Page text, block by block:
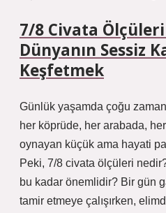
7/8 Civata
Dünyanın Sessiz
Keşfetmek
Günlük yaşamda çoğu
her köprüde, her arabada,
oynayan küçük ama hayati
Peki, 7/8 civata ölçüleri
bu kadar önemlidir? Bir gün
tamir etmeye çalışırken,